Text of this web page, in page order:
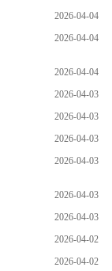
2026-04-04
2026-04-04
2026-04-04
2026-04-03
2026-04-03
2026-04-03
2026-04-03
2026-04-03
2026-04-03
2026-04-02
2026-04-02